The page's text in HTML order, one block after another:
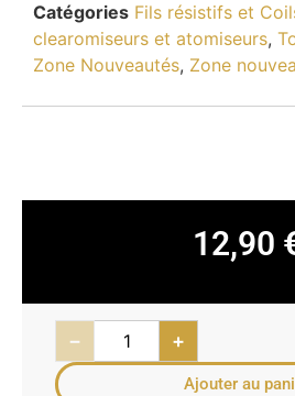
Catégories Fils résistifs et
clearomiseurs et atomiseurs,
Zone Nouveautés, Zone
12,90
− +
Ajouter au